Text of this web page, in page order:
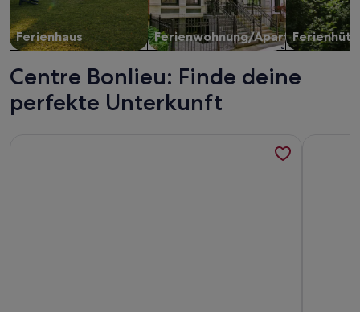
Ferienhaus Ferienwohnung/Apartment
Centre Bonlieu: Finde deine
perfekte Unterkunft
Weitere Infos zu L'Ecrin des vieilles prisons - Canal Annecy